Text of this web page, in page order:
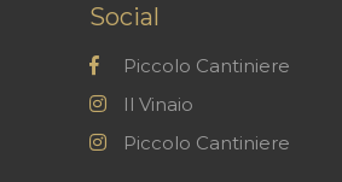
Social
Piccolo Cantiniere
Il Vinaio
Piccolo Cantiniere